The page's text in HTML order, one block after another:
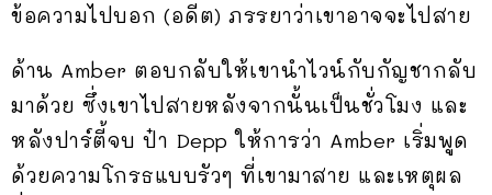
ข้อความไปบอก (อดีต) ภรรยาว่าเขาอาจจะไปสาย
ด้าน Amber ตอบกลับให้เขานำไวน์กับกัญชากลับ
มาด้วย ซึ่งเขาไปสายหลังจากนั้นเป็นชั่วโมง และ
หลังปาร์ตี้จบ ป๋า Depp ให้การว่า Amber เริ่มพูด
ด้วยความโกรธแบบรัวๆ ที่เขามาสาย และเหตุผล